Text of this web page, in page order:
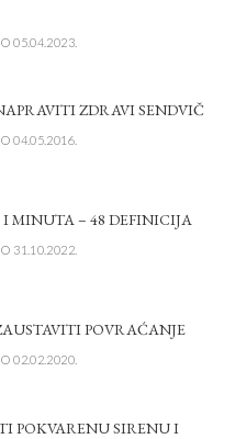
05.04.2023.
ZDRAVI SENDVIČ
04.05.2016.
I MINUTA – 48 DEFINICIJA
31.10.2022.
POVRAĆANJE
02.02.2020.
POKVARENU SIRENU I